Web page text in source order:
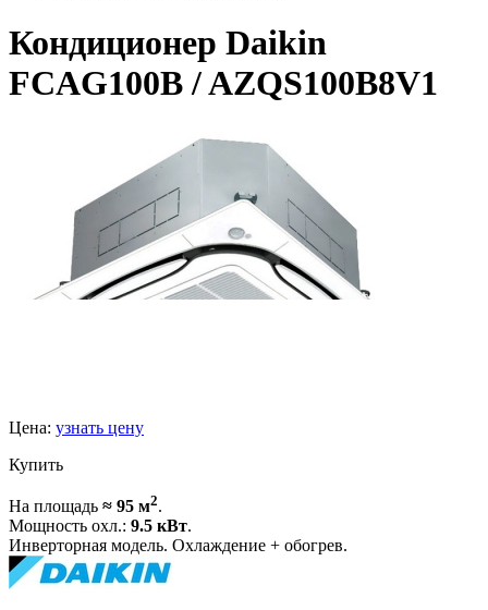
Кондиционер Daikin
FCAG100B / AZQS100B8V1
Цена: узнать цену
Купить
На площадь ≈ 95 м2.
Мощность охл.: 9.5 кВт.
Инверторная модель. Охлаждение + обогрев.